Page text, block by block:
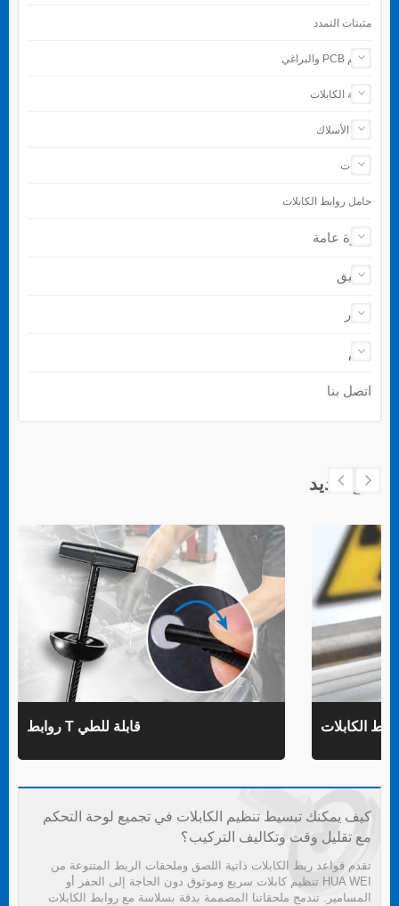
مثبتات التمدد
دعائم PCB والبراغي
حماية الكابلات
إنهاء الأسلاك
الأدوات
حامل روابط الكابلات
نظرة عامة
تطبيق
أخبار
دعم
اتصل بنا
منتج جديد
روابط T قابلة للطي
كيف يمكنك تبسيط تنظيم الكابلات في تجميع لوحة التحكم
مع تقليل وقت وتكاليف التركيب؟
تقدم قواعد ربط الكابلات ذاتية اللصق وملحقات الربط المتنوعة من
HUA WEI تنظيم كابلات سريع وموثوق دون الحاجة إلى الحفر أو
المسامير. تندمج ملحقاتنا المصممة بدقة بسلاسة مع روابط الكابلات